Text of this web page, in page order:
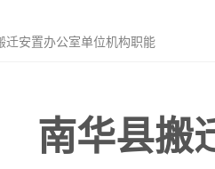
安置办公室单位机构职能
南华县搬